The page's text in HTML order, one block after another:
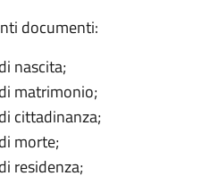
documenti:
nascita;
matrimonio;
cittadinanza;
morte;
residenza;